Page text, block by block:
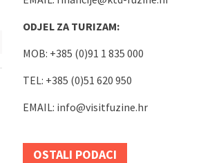
ODJEL ZA TURIZAM:
MOB: +385 (0)91 1 835 000
TEL: +385 (0)51 620 950
EMAIL: info@visitfuzine.hr
OSTALI PODACI